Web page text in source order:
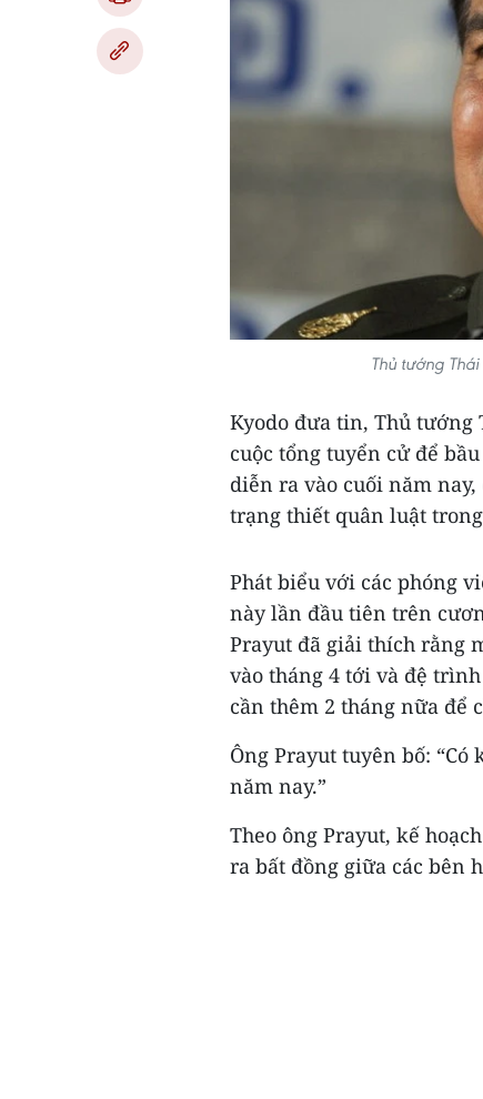
Thủ tướng
Kyodo đưa tin, Thủ tướng
cuộc tổng tuyển cử để
diễn ra vào cuối năm
trạng thiết quân luật
Phát biểu với các phóng
này lần đầu tiên trên
Prayut đã giải thích rằng
vào tháng 4 tới và đệ
cần thêm 2 tháng nữa để
Ông Prayut tuyên bố:
năm nay.”
Theo ông Prayut, kế
ra bất đồng giữa các bên